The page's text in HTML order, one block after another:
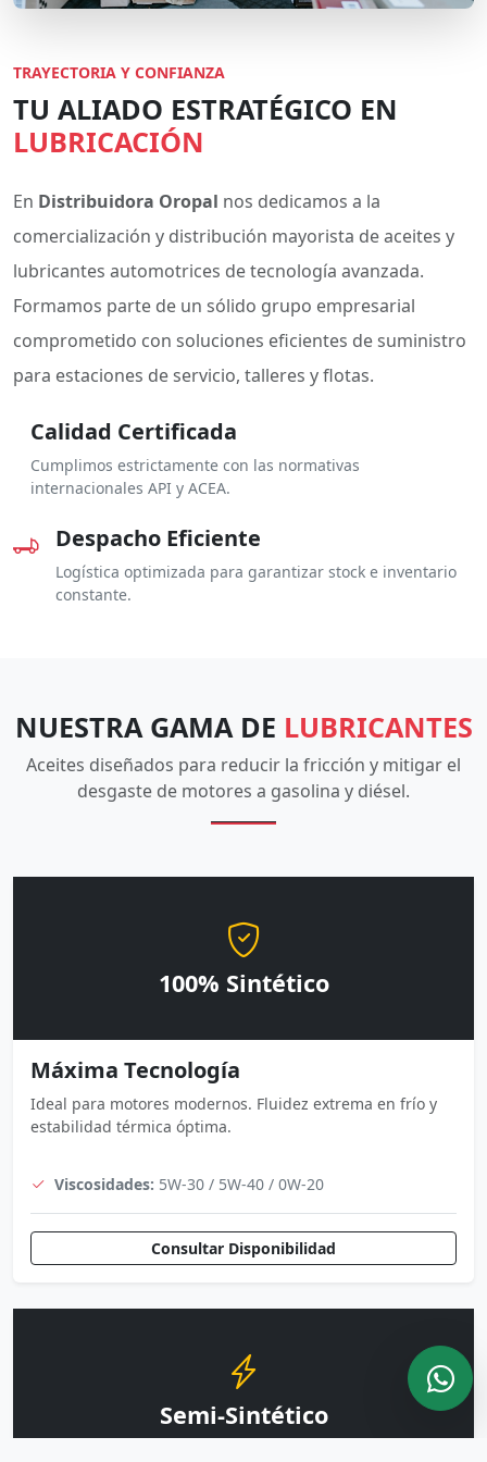
TRAYECTORIA Y CONFIANZA
TU ALIADO ESTRATÉGICO EN
LUBRICACIÓN
En Distribuidora Oropal nos dedicamos a la
comercialización y distribución mayorista de aceites y
lubricantes automotrices de tecnología avanzada.
Formamos parte de un sólido grupo empresarial
comprometido con soluciones eficientes de suministro
para estaciones de servicio, talleres y flotas.
Calidad Certificada
Cumplimos estrictamente con las normativas
internacionales API y ACEA.
Despacho Eficiente
Logística optimizada para garantizar stock e inventario
constante.
NUESTRA GAMA DE LUBRICANTES
Aceites diseñados para reducir la fricción y mitigar el
desgaste de motores a gasolina y diésel.
100% Sintético
Máxima Tecnología
Ideal para motores modernos. Fluidez extrema en frío y
estabilidad térmica óptima.
Viscosidades: 5W-30 / 5W-40 / 0W-20
Consultar Disponibilidad
Semi-Sintético